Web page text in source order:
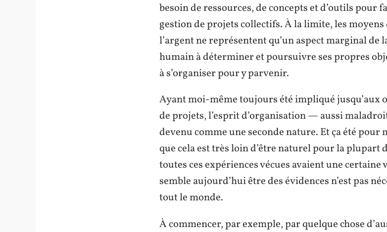
besoin de ressources, de concepts et d’outils pour
gestion de projets collectifs. À la limite, les moyens
l’argent ne représentent qu’un aspect marginal de
humain à déterminer et poursuivre ses propres
à s’organiser pour y parvenir.
Ayant moi-même toujours été impliqué jusqu’aux
de projets, l’esprit d’organisation — aussi
devenu comme une seconde nature. Et ça été pour
que cela est très loin d’être naturel pour la plupart
toutes ces expériences vécues avaient une certaine
semble aujourd’hui être des évidences n’est pas
tout le monde.
À commencer, par exemple, par quelque chose